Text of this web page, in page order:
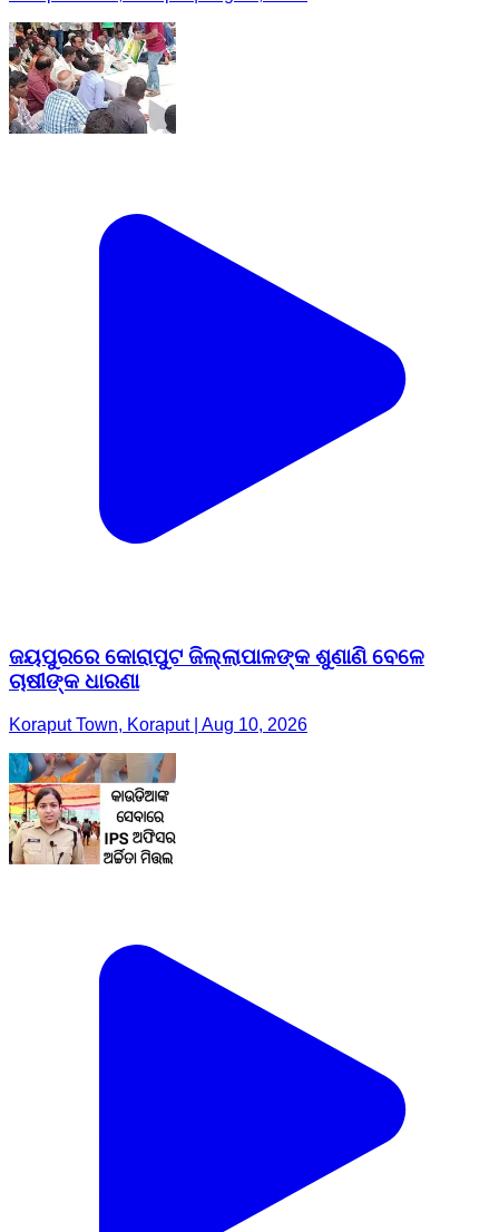
ଜୟପୁରରେ କୋରାପୁଟ ଜିଲ୍ଲାପାଳଙ୍କ ଶୁଣାଣି ବେଳେ
ଚାଷୀଙ୍କ ଧାରଣା
Koraput Town, Koraput | Aug 10, 2026